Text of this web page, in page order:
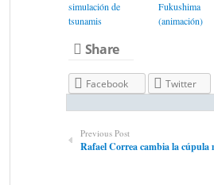
simulación de
tsunamis
Fukushima
(animación)
Share
Facebook Twitter
Previous Post
Rafael Correa cambia la cúpula